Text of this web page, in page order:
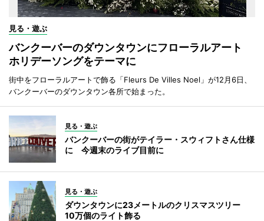
見る・遊ぶ
バンクーバーのダウンタウンにフローラルアート
ホリデーソングをテーマに
街中をフローラルアートで飾る「Fleurs De Villes Noel」が12月6日、
バンクーバーのダウンタウン各所で始まった。
見る・遊ぶ
バンクーバーの街がテイラー・スウィフトさん仕様
に 今週末のライブ目前に
見る・遊ぶ
ダウンタウンに23メートルのクリスマスツリー
10万個のライト飾る